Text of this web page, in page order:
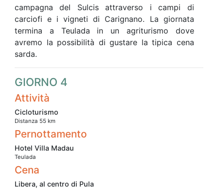
campagna del Sulcis attraverso i campi di
carciofi e i vigneti di Carignano. La giornata
termina a Teulada in un agriturismo dove
avremo la possibilità di gustare la tipica cena
sarda.
GIORNO 4
Attività
Cicloturismo
Distanza 55 km
Pernottamento
Hotel Villa Madau
Teulada
Cena
Libera, al centro di Pula